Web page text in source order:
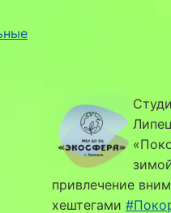
привлечение
хештегами